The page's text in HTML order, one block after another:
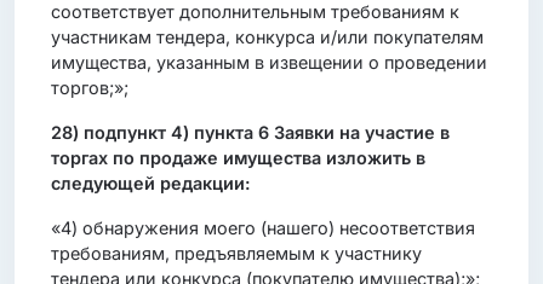
соответствует дополнительным требованиям к
участникам тендера, конкурса и/или покупателям
имущества, указанным в извещении о проведении
торгов;»;
28) подпункт 4) пункта 6 Заявки на участие в
торгах по продаже имущества изложить в
следующей редакции:
«4) обнаружения моего (нашего) несоответствия
требованиям, предъявляемым к участнику
тендера или конкурса (покупателю имущества);»;